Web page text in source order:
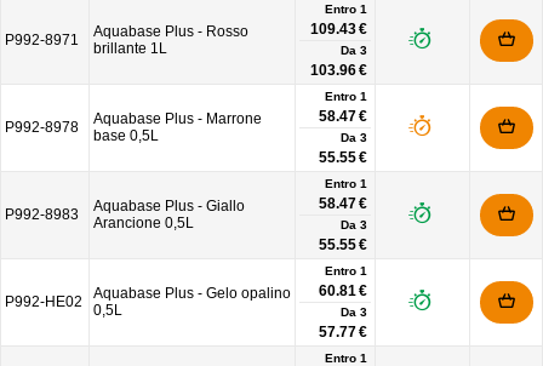
P992-8971
Aquabase Plus - Rosso
brillante 1L
Entro 1
109.43 €
Da 3
103.96 €
P992-8978
Aquabase Plus - Marrone
base 0,5L
Entro 1
58.47 €
Da 3
55.55 €
P992-8983
Aquabase Plus - Giallo
Arancione 0,5L
Entro 1
58.47 €
Da 3
55.55 €
P992-HE02
Aquabase Plus - Gelo opalino
0,5L
Entro 1
60.81 €
Da 3
57.77 €
Entro 1